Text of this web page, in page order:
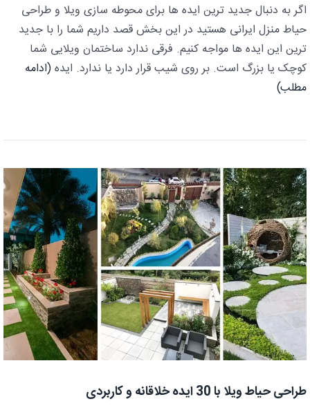
اگر به دنبال جدید ترین ایده ها برای محوطه سازی ویلا و طراحی
حیاط منزل ایرانی هستید در این بخش قصد داریم شما را با جدید
ترین این ایده ها مواجه کنیم. فرقی ندارد ساختمان ویلایی شما
کوچک یا بزرگ است. بر روی شیب قرار دارد یا ندارد. ایده(ادامه
مطلب)
طراحی حیاط ویلا با 30 ایده خلاقانه و کاربردی